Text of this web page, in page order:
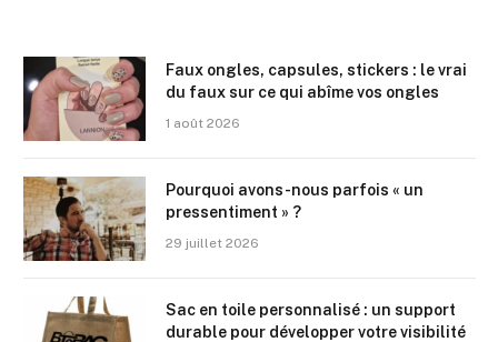
Faux ongles, capsules, stickers : le vrai
du faux sur ce qui abîme vos ongles
1 août 2026
Pourquoi avons-nous parfois « un
pressentiment » ?
29 juillet 2026
Sac en toile personnalisé : un support
durable pour développer votre visibilité